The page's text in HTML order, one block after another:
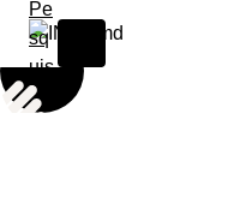
Skip to content